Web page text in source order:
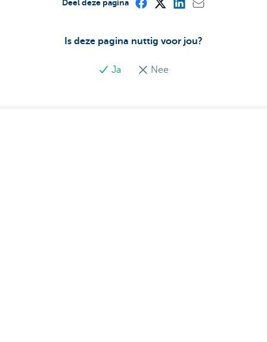
Is deze pagina nuttig voor jou?
Ja Nee
Deel deze pagina